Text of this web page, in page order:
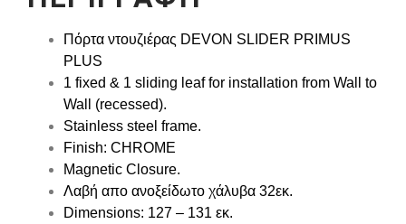
Πόρτα ντουζιέρας DEVON SLIDER PRIMUS
PLUS
1 fixed & 1 sliding leaf for installation from Wall to
Wall (recessed).
Stainless steel frame.
Finish: CHROME
Magnetic Closure.
Λαβή απο ανοξείδωτο χάλυβα 32εκ.
Dimensions: 127 – 131 εκ.